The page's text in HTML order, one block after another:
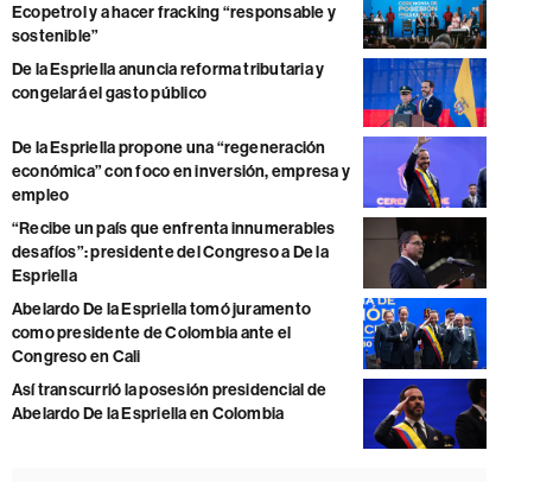
Ecopetrol y a hacer fracking “responsable y
sostenible”
De la Espriella anuncia reforma tributaria y
congelará el gasto público
De la Espriella propone una “regeneración
económica” con foco en inversión, empresa y
empleo
“Recibe un país que enfrenta innumerables
desafíos”: presidente del Congreso a De la
Espriella
Abelardo De la Espriella tomó juramento
como presidente de Colombia ante el
Congreso en Cali
Así transcurrió la posesión presidencial de
Abelardo De la Espriella en Colombia